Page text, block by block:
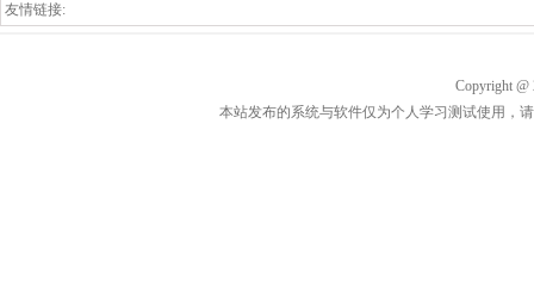
友情链接:
Copyright
本站发布的系统与软件仅为个人学习测试使用，